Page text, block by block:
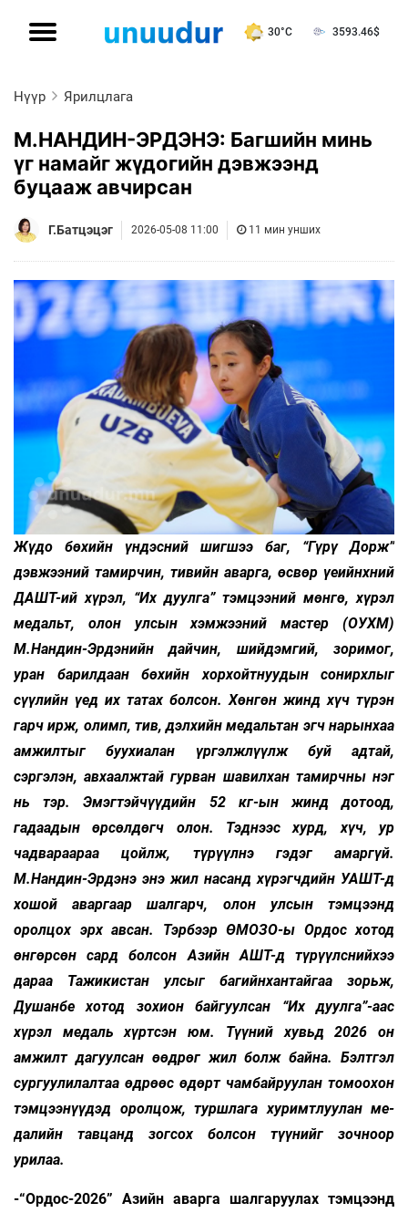
30°C 3593.46$
Нүүр Ярилцлага
М.НАНДИН-ЭРДЭНЭ: Багшийн минь
үг намайг жүдогийн дэвжээнд
буцааж авчирсан
Г.Батцэцэг 2026-05-08 11:00 11 мин унших
Жүдо бөхийн үндэсний шигшээ баг, “Гүрү Дорж”
дэвжээний тамирчин, тивийн аварга, өсвөр үеийнхний
ДАШТ-ий хүрэл, “Их дуулга” тэмцээний мөнгө, хүрэл
медальт, олон улсын хэмжээний мастер (ОУХМ)
М.Нандин-Эрдэнийн дайчин, шийдэмгий, зоримог,
уран барилдаан бөхийн хорхойтнуудын сонирхлыг
сүүлийн үед их татах болсон. Хөнгөн жинд хүч түрэн
гарч ирж, олимп, тив, дэлхийн медальтан эгч нарынхаа
амжилтыг буухиалан үргэлжлүүлж буй адтай,
сэргэлэн, авхаалжтай гурван шавилхан тамирчны нэг
нь тэр. Эмэгтэйчүүдийн 52 кг-ын жинд дотоод,
гадаадын өрсөлдөгч олон. Тэднээс хурд, хүч, ур
чадвараараа цойлж, түрүүлнэ гэдэг амаргүй.
М.Нандин-Эрдэнэ энэ жил насанд хүрэгчдийн УАШТ-д
хошой аваргаар шалгарч, олон улсын тэмцээнд
оролцох эрх авсан. Тэрбээр ӨМОЗО-ы Ордос хотод
өнгөрсөн сард болсон Азийн АШТ-д түрүүлснийхээ
дараа Тажикистан улсыг багийнхантайгаа зорьж,
Душанбе хотод зохион байгуулсан “Их дуулга”-аас
хүрэл медаль хүртсэн юм. Түүний хувьд 2026 он
амжилт дагуулсан өөдрөг жил болж байна. Бэлтгэл
сургуулилалтаа өдрөөс өдөрт чамбайруулан томоохон
тэмцээнүүдэд оролцож, туршлага хуримтлуулан ме­
далийн тавцанд зогсох болсон түүнийг зочноор
урилаа.
-“Ордос-2026” Азийн аварга шал­гаруу­лах тэмцээнд